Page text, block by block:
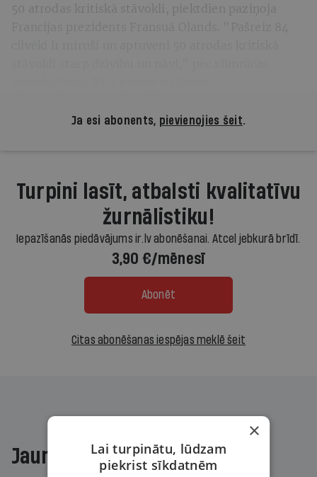
50 atrodas kritiskā stāvoklī, piektdien paziņoja
Ja esi abonents, pievienojies šeit.
Turpini lasīt, atbalsti kvalitatīvu
žurnālistiku!
Iepazīšanās piedāvājums ir.lv abonēšanai. Atcel jebkurā brīdī.
3,90 €/mēnesī
Abonēt
Citas abonēšanas iespējas meklē šeit
Jaunākajā žurnālā
×
Lai turpinātu, lūdzam
piekrist sīkdatnēm